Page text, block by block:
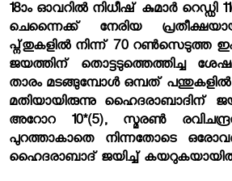
18ാം ഓവറില്‍ നിധീഷ് കുമാര്‍ റെഡ്ഡി
ചെന്നൈക്ക് നേരിയ
പ്ന്തുകളില്‍ നിന്ന് 70 റണ്‍സെടുത്ത
ജയത്തിന് തൊട്ടടുത്തെത്തിച്ച
താരം മടങ്ങുമ്പോള്‍ ഒമ്പത്
മതിയായിരുന്നു ഹൈദരാബാദിന്
അറോറ 10*(5), സ്മരണ്‍
പുറത്താകാതെ നിന്നതോടെ
ഹൈദരാബാദ് ജയിച്ച്